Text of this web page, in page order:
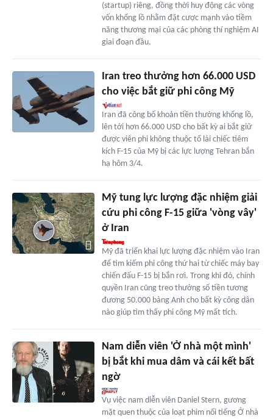
(startup) riêng, đồng thời huy động các vòng
vốn khổng lồ nhằm đặt cược mạnh vào tiềm
năng thương mại của các phòng thí nghiệm AI
giai đoạn đầu.
Iran treo thưởng hơn 66.000 USD
cho việc bắt giữ phi công Mỹ
Iran đã công bố khoản tiền thưởng khổng lồ,
lên tới hơn 66.000 USD cho bất kỳ ai bắt giữ
được viên phi không thuộc tổ lái chiếc tiêm
kích F-15 của Mỹ bị các lực lượng Tehran bắn
hạ hôm 3/4.
Mỹ tung lực lượng đặc nhiệm giải
cứu phi công F-15 giữa 'vòng vây'
ở Iran
Mỹ đã triển khai lực lượng đặc nhiệm vào Iran
để tìm kiếm phi công thứ hai từ chiếc máy bay
chiến đấu F-15 bị bắn rơi. Trong khi đó, chính
quyền Iran cũng treo thưởng số tiền tương
đương 50.000 bảng Anh cho bất kỳ công dân
nào giúp tìm thấy phi công Mỹ mất tích.
Nam diễn viên 'Ở nhà một mình'
bị bắt khi mua dâm và cái kết bất
ngờ
Vụ việc nam diễn viên Daniel Stern, gương
mặt quen thuộc của loạt phim nổi tiếng Ở nhà